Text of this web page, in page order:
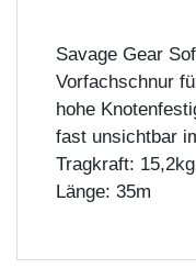
Savage Gear
Vorfachschnur
hohe
fast unsichtbar
Tragkraft:
Länge: 35m